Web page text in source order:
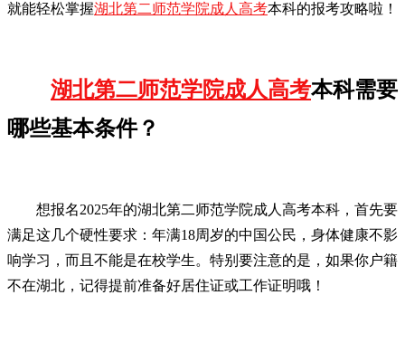
就能轻松掌握湖北第二师范学院成人高考本科的报考攻略啦！
湖北第二师范学院成人高考本科需要
哪些基本条件？
想报名2025年的湖北第二师范学院成人高考本科，首先要
满足这几个硬性要求：年满18周岁的中国公民，身体健康不影
响学习，而且不能是在校学生。特别要注意的是，如果你户籍
不在湖北，记得提前准备好居住证或工作证明哦！